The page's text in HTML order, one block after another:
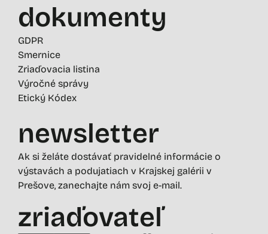
dokumenty
GDPR
Smernice
Zriaďovacia listina
Výročné správy
Etický Kódex
newsletter
Ak si želáte dostávať pravidelné informácie o
výstavách a podujatiach v Krajskej galérii v
Prešove, zanechajte nám svoj e-mail.
zriaďovateľ